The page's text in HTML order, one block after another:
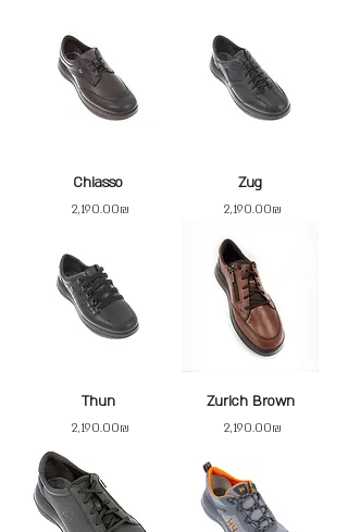
Chiasso
Price ‏2,190.00 ‏₪
Zug
Price ‏2,190.00 ‏₪
Thun
Price ‏2,190.00 ‏₪
Zurich Brown
Price ‏2,190.00 ‏₪